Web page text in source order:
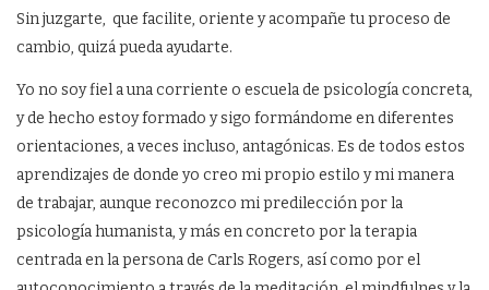
Sin juzgarte, que facilite, oriente y acompañe tu proceso de
cambio, quizá pueda ayudarte.
Yo no soy fiel a una corriente o escuela de psicología concreta,
y de hecho estoy formado y sigo formándome en diferentes
orientaciones, a veces incluso, antagónicas. Es de todos estos
aprendizajes de donde yo creo mi propio estilo y mi manera
de trabajar, aunque reconozco mi predilección por la
psicología humanista, y más en concreto por la terapia
centrada en la persona de Carls Rogers, así como por el